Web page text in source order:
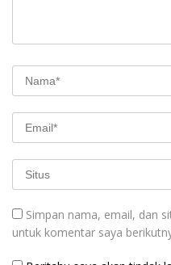
Simpan nama, email, dan
untuk komentar saya